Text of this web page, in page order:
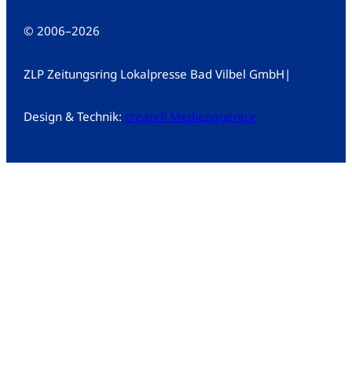
© 2006–2026
ZLP Zeitungsring Lokalpresse Bad Vilbel GmbH |
Design & Technik: creandi Medienagentur